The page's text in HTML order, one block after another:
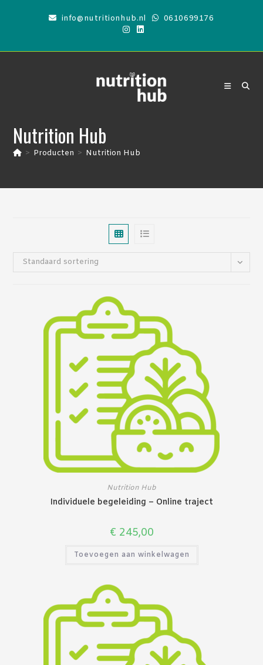
info@nutritionhub.nl 0610699176
Nutrition Hub
> Producten > Nutrition Hub
Standaard sortering
Nutrition Hub
Individuele begeleiding – Online traject
€ 245,00
Toevoegen aan winkelwagen